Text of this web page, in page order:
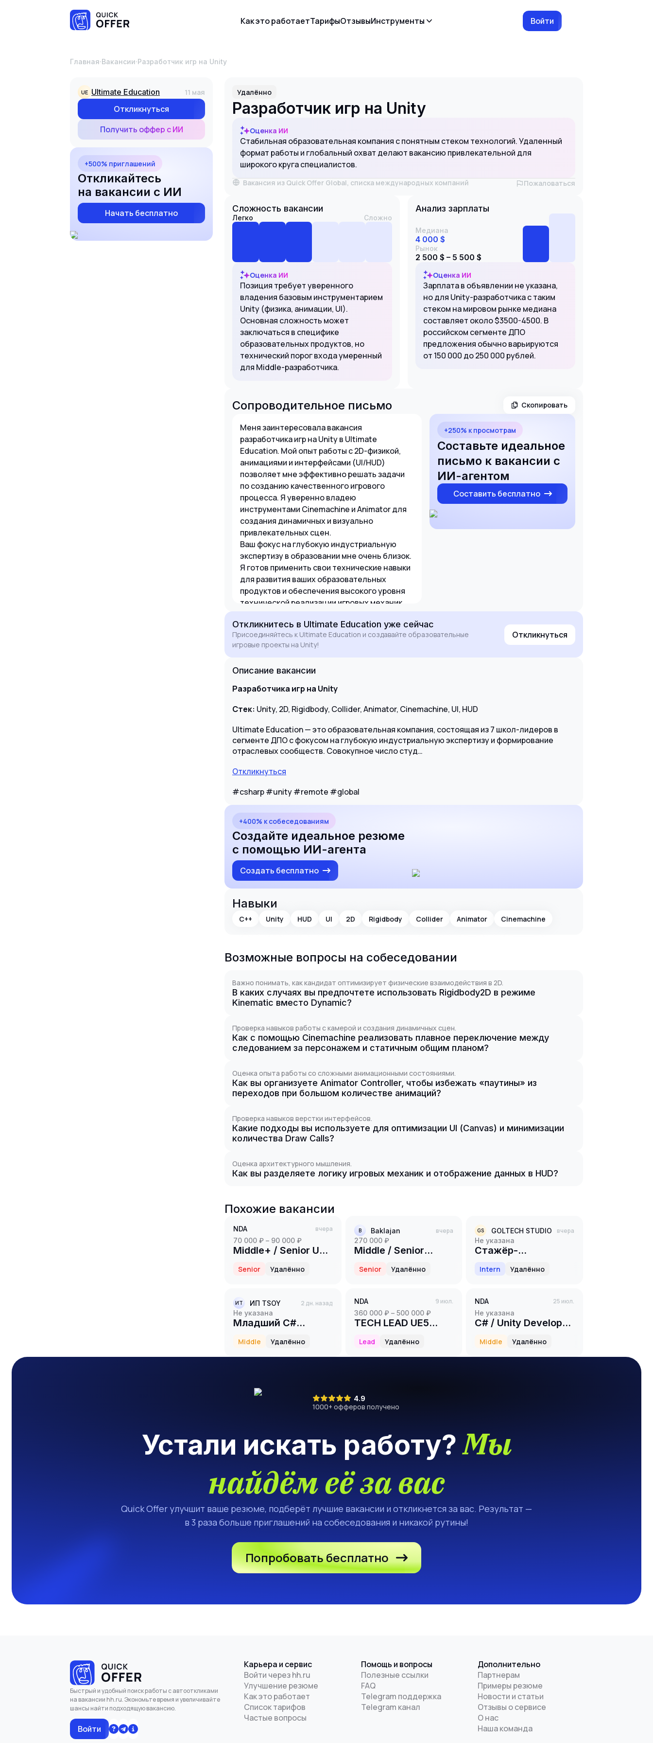
Как это работаетТарифыОтзывыИнструменты Войти
Главная·Вакансии· Разработчик игр на Unity
UE Ultimate Education 11 мая
Откликнуться
Получить оффер с ИИ
+500% приглашений
Откликайтесь
на вакансии с ИИ
Начать бесплатно
Удалённо
Разработчик игр на Unity
Оценка ИИ
Стабильная образовательная компания с понятным стеком технологий. Удаленный
формат работы и глобальный охват делают вакансию привлекательной для
широкого круга специалистов.
Вакансия из Quick Offer Global, списка международных компаний Пожаловаться
Сложность вакансии
Легко Сложно
Оценка ИИ
Позиция требует уверенного
владения базовым инструментарием
Unity (физика, анимации, UI).
Основная сложность может
заключаться в специфике
образовательных продуктов, но
технический порог входа умеренный
для Middle-разработчика.
Анализ зарплаты
Медиана
4 000 $
Рынок
2 500 $ – 5 500 $
Оценка ИИ
Зарплата в объявлении не указана,
но для Unity-разработчика с таким
стеком на мировом рынке медиана
составляет около $3500-4500. В
российском сегменте ДПО
предложения обычно варьируются
от 150 000 до 250 000 рублей.
Сопроводительное письмо Скопировать
Меня заинтересовала вакансия
разработчика игр на Unity в Ultimate
Education. Мой опыт работы с 2D-физикой,
анимациями и интерфейсами (UI/HUD)
позволяет мне эффективно решать задачи
по созданию качественного игрового
процесса. Я уверенно владею
инструментами Cinemachine и Animator для
создания динамичных и визуально
привлекательных сцен.
Ваш фокус на глубокую индустриальную
экспертизу в образовании мне очень близок.
Я готов применить свои технические навыки
для развития ваших образовательных
продуктов и обеспечения высокого уровня
технической реализации игровых механик.
вашей команде достичь новых высот.
+250% к просмотрам
Составьте идеальное
письмо к вакансии с
ИИ-агентом
Составить бесплатно
Откликнитесь в Ultimate Education уже сейчас
Присоединяйтесь к Ultimate Education и создавайте образовательные
игровые проекты на Unity!
Откликнуться
Описание вакансии
Разработчика игр на Unity
Стек: Unity, 2D, Rigidbody, Collider, Animator, Cinemachine, UI, HUD
Ultimate Education — это образовательная компания, состоящая из 7 школ-лидеров в
сегменте ДПО с фокусом на глубокую индустриальную экспертизу и формирование
отраслевых сообществ. Совокупное число студ…
Откликнуться
#csharp #unity #remote #global
+400% к собеседованиям
Создайте идеальное резюме
с помощью ИИ-агента
Создать бесплатно
Навыки
C++ Unity HUD UI 2D Rigidbody Collider Animator Cinemachine
Возможные вопросы на собеседовании
Важно понимать, как кандидат оптимизирует физические взаимодействия в 2D.
В каких случаях вы предпочтете использовать Rigidbody2D в режиме
Kinematic вместо Dynamic?
Проверка навыков работы с камерой и создания динамичных сцен.
Как с помощью Cinemachine реализовать плавное переключение между
следованием за персонажем и статичным общим планом?
Оценка опыта работы со сложными анимационными состояниями.
Как вы организуете Animator Controller, чтобы избежать «паутины» из
переходов при большом количестве анимаций?
Проверка навыков верстки интерфейсов.
Какие подходы вы используете для оптимизации UI (Canvas) и минимизации
количества Draw Calls?
Оценка архитектурного мышления.
Как вы разделяете логику игровых механик и отображение данных в HUD?
Похожие вакансии
NDA
вчера
70 000 ₽ – 90 000 ₽
Middle+ / Senior UE5
Platformer)
Senior Удалённо
B Baklajan
вчера
270 000 ₽
Middle / Senior
Scripter (Luau)
Senior Удалённо
GS GOLTECH STUDIO
вчера
Не указана
Стажёр-
Unity
Intern Удалённо
ИT ИП TSOY
2 дн. назад
Не указана
Младший C#
(Middle)
Middle Удалённо
NDA
9 июл.
360 000 ₽ – 500 000 ₽
TECH LEAD UE5
Lead Удалённо
NDA
25 июл.
Не указана
C# / Unity Developer
Middle Удалённо
4.9
1000+ офферов получено
Устали искать работу?Мы
найдём её за вас
Quick Offer улучшит ваше резюме, подберёт лучшие вакансии и откликнется за вас. Результат —
в 3 раза больше приглашений на собеседования и никакой рутины!
Попробовать бесплатно
Быстрый и удобный поиск работы с автооткликами
на вакансии hh.ru. Экономьте время и увеличивайте
шансы найти подходящую вакансию.
Войти
Карьера и сервис
Войти через hh.ru
Улучшение резюме
Как это работает
Список тарифов
Частые вопросы
Помощь и вопросы
Полезные ссылки
FAQ
Telegram поддержка
Telegram канал
Дополнительно
Партнерам
Примеры резюме
Новости и статьи
Отзывы о сервисе
О нас
Наша команда